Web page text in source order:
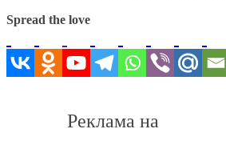
Spread the love
Реклама на